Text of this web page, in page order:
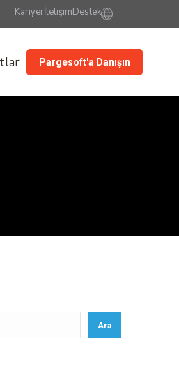
KariyerİletişimDestek
Pargesoft'a Danışın
Ara